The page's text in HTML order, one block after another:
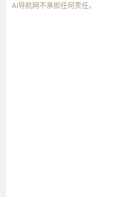
AI导航网不承担任何责任。